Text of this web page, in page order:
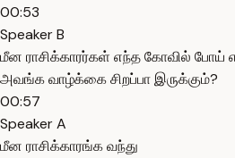
00:53
Speaker B
மீன ராசிக்காரர்கள் எந்த கோவில்
அவங்க வாழ்க்கை சிறப்பா இருக்கும்?
00:57
Speaker A
மீன ராசிக்காரங்க வந்து